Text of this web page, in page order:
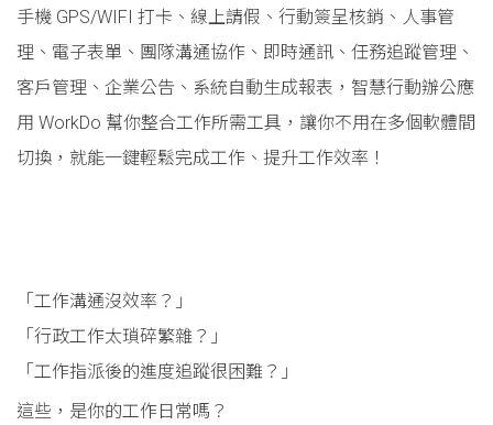
手機 GPS/WIFI 打卡、線上請假、行動簽呈核銷、人事管
理、電子表單、團隊溝通協作、即時通訊、任務追蹤管理、
客戶管理、企業公告、系統自動生成報表，智慧行動辦公應
用 WorkDo 幫你整合工作所需工具，讓你不用在多個軟體間
切換，就能一鍵輕鬆完成工作、提升工作效率！
「工作溝通沒效率？」
「行政工作太瑣碎繁雜？」
「工作指派後的進度追蹤很困難？」
這些，是你的工作日常嗎？